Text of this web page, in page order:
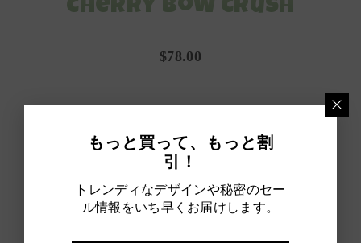
Cherry Bow Crush
$78.00
もっと買って、もっと割
引！
トレンディなデザインや秘密のセー
ル情報をいち早くお届けします。